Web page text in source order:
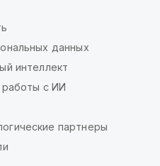
данных
интеллект
с ИИ
партнеры